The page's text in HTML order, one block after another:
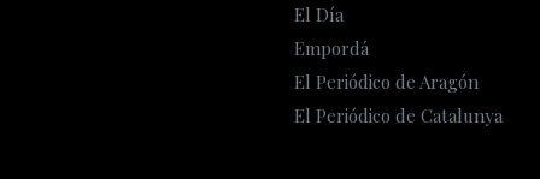
El Día
Empordá
El Periódico de Aragón
El Periódico de Catalunya